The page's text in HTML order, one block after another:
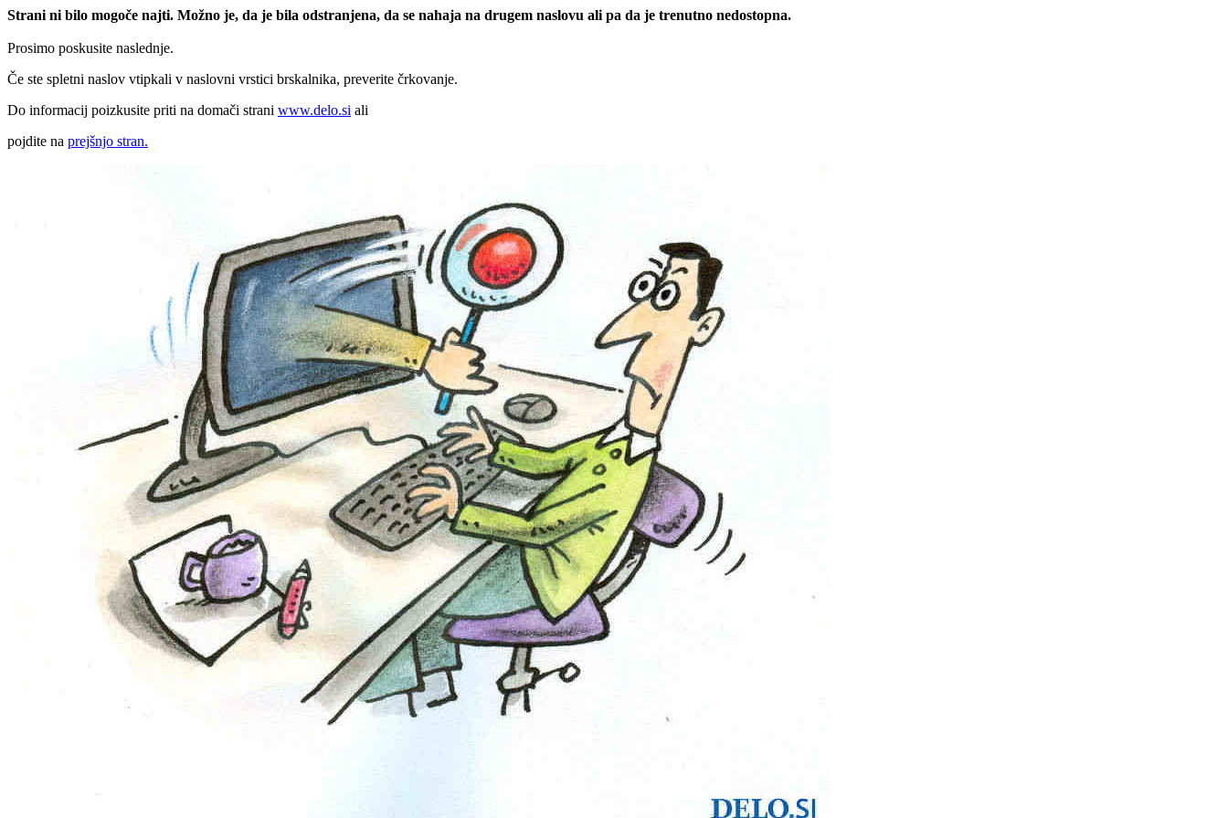
Strani ni bilo mogoče najti. Možno je, da je bila odstranjena, da se nahaja na drugem naslovu ali pa da je trenutno nedostopna.
Prosimo poskusite naslednje.
Če ste spletni naslov vtipkali v naslovni vrstici brskalnika, preverite črkovanje.
Do informacij poizkusite priti na domači strani www.delo.si ali
pojdite na prejšnjo stran.